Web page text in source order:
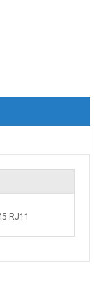
RJ11